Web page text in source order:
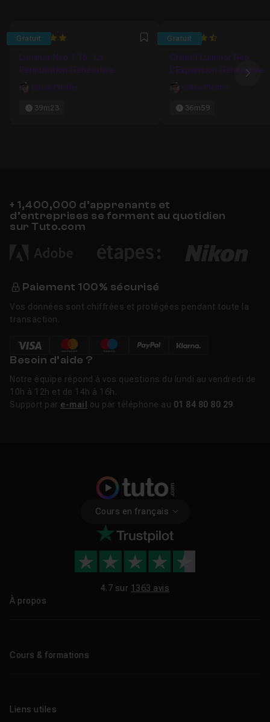
Gratuit
5 Favori
Luminar Neo 1.16 : La
Permutation Générative
Gilles Pfeiffer
39m23
Gratuit
4.5714285714286
Gratuit Luminar Neo :
L'Expansion Générative
Gilles Pfeiffer
36m59
+ 1,400,000 d’apprenants et
d’entreprises se forment au quotidien
sur Tuto.com
Paiement 100% sécurisé
Vos données sont chiffrées et protégées pendant toute la
transaction.
Besoin d’aide ?
Notre équipe répond à vos questions du lundi au vendredi de
10h à 12h et de 14h à 16h.
Support par e-mail ou par téléphone au 01 84 80 80 29
Cours en français
4.7 sur 1363 avis
À propos
Cours & formations
Formations certifiantes
Liens utiles